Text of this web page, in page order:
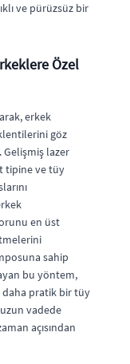
ve pürüzsüz bir
Özel
erkek
göz
lazer
tipine ve tüy
en üst
sahip
bu yöntem,
pratik bir tüy
vadede
açısından